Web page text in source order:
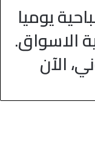
يوميا
الاسواق.
الآن